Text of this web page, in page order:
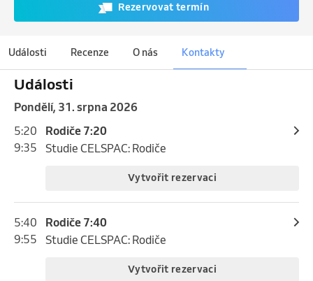
Rezervovat termín
Události Recenze O nás Kontakty
Události
pondělí, 31. srpna 2026
5:20
9:35
Rodiče 7:20
Studie CELSPAC: Rodiče
Vytvořit rezervaci
5:40
9:55
Rodiče 7:40
Studie CELSPAC: Rodiče
Vytvořit rezervaci